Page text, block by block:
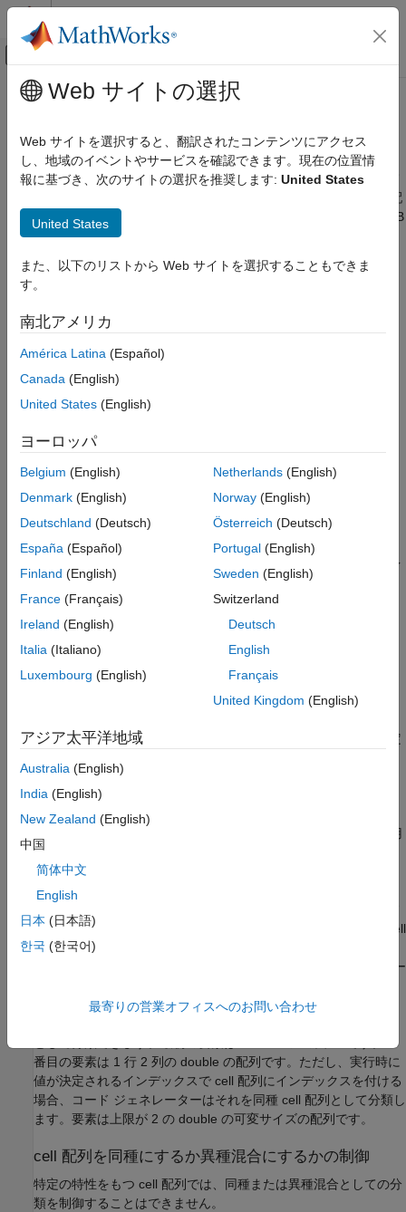
コンテンツへスキップ
オフキャンバス ナビゲーション メ
ドキュメンテーションのホーム
FPGA、ASIC、および SoC 開発
Fixed-Point Designer
アルゴリズムの高速化
データ定義
cell 配列
cell 配列のコード生成
項目一覧
同種 cell 配列と異種混合 cell 配列
cell 配列を同種にするか異種混合にするかの
制御
レポート内の cell 配列
参考
メインコンテンツ
cell 配列のコード生成
cell 配列を含む MATLAB ® コードからコードを生成すると、コー
ド ジェネレーターは cell 配列を"同種"または"異種混合"として
分類します。この分類により、生成されたコードにおける cell 配
列の表現方法が決定されます。また、コードを生成する MATLAB
コード内で cell 配列を使用する方法についても決定されます。
コード生成用に cell 配列を MATLAB コードで使用するときは、
特定の制限に従わなければなりません。
配列の制限事項
同種 cell 配列と異種混合 cell 配列
同種 cell 配列には以下の特性があります。
cell 配列は生成されたコード内で配列として表されます。
すべての要素のプロパティは同じになります。cell 配列に関
連付けられている型は、個別の要素のプロパティではなく、
すべての要素のプロパティを指定します。
cell 配列は可変サイズにすることができます。
実行時に値が決定するインデックスを使用して cell 配列にイ
異種混合 cell 配列には以下の特性があります。
要素は構造体のフィールドとして表されます。
関連付けられている型は、各要素のプロパティを個々に指定
cell 配列を可変サイズにすることはできません。
ループを使用
コード ジェネレーターはヒューリスティックな方法を使用して
ティ (クラス、サイズ、実数/複素数) や、プログラムにおける cell
配列の使用方法などのその他の要因が考慮されます。cell 配列の
使用方法に応じて、コード ジェネレーターは cell 配列をあるケー
ます。たとえば、cell 配列{1 [2 3]}について考えます。コード
番目の要素は 1 行 2 列の double の配列です。ただし、実行時に
値が決定されるインデックスで cell 配列にインデックスを付ける
場合、コード ジェネレーターはそれを同種 cell 配列として分類し
ます。要素は上限が 2 の double の可変サイズの配列です。
cell 配列を同種にするか異種混合にするかの制御
特定の特性をもつ cell 配列では、同種または異種混合としての分
類を制御することはできません。
Web サイトの選択
Web サイトを選択すると、翻訳されたコンテンツにアクセス
し、地域のイベントやサービスを確認できます。現在の位置情
報に基づき、次のサイトの選択を推奨します: United States
United States
また、以下のリストから Web サイトを選択することもできま
す。
南北アメリカ
América Latina (Español)
Canada (English)
United States (English)
ヨーロッパ
Belgium (English)
Denmark (English)
Deutschland (Deutsch)
España (Español)
Finland (English)
France (Français)
Ireland (English)
Italia (Italiano)
Luxembourg (English)
Netherlands(English)
Norway(English)
Österreich (Deutsch)
Portugal(English)
Sweden (English)
Switzerland
Deutsch
English
Français
United Kingdom (English)
アジア太平洋地域
Australia (English)
India (English)
New Zealand (English)
中国
简体中文
English
日本 (日本語)
한국 (한국어)
最寄りの営業オフィスへのお問い合わせ